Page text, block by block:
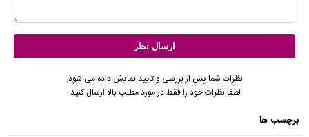
نظرات شما پس از بررسی و تایید نمایش داده می شود.
لطفا نظرات خود را فقط در مورد مطلب بالا ارسال کنید.
برچسب ها